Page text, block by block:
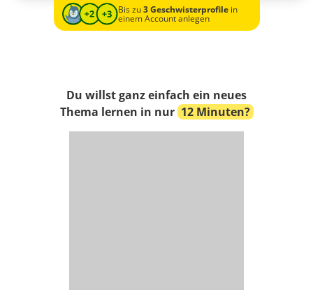
Bis zu3 Geschwisterprofilein
einem Account anlegen
Du willst ganz einfach ein neues
Thema lernen in nur 12 Minuten?